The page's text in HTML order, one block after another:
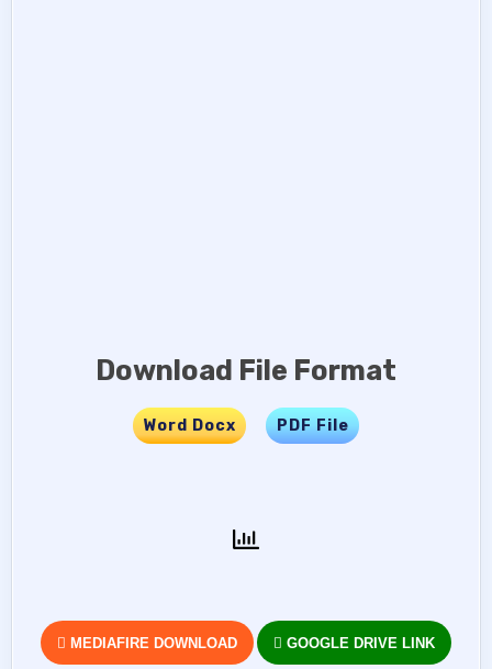
Download File Format
Word Docx ….. PDF File
MEDIAFIRE DOWNLOAD GOOGLE DRIVE LINK